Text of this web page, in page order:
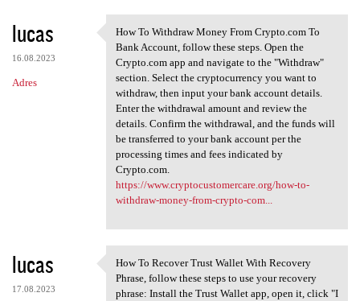
K
o
m
e
lucas
16.08.2023
Adres
How To Withdraw Money From
How To Withdraw Money From Crypto.com To
Bank Account, follow these steps. Open the
Crypto.com app and navigate to the "Withdraw"
section. Select the cryptocurrency you want to
withdraw, then input your bank account details.
Enter the withdrawal amount and review the
details. Confirm the withdrawal, and the funds will
be transferred to your bank account per the
processing times and fees indicated by
Crypto.com.
https://www.cryptocustomercare.org/how-to-
withdraw-money-from-crypto-com...
lucas
17.08.2023
How To Recover Trust Wallet
How To Recover Trust Wallet With Recovery
Phrase, follow these steps to use your recovery
phrase: Install the Trust Wallet app, open it, click "I